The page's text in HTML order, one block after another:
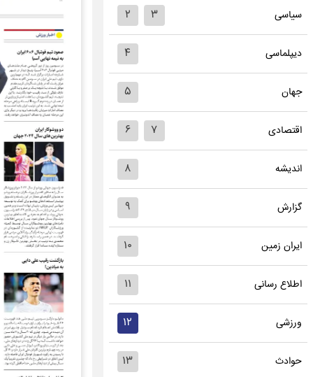
سیاسی ۲ ۳
دیپلماسی ۴
جهان ۵
اقتصادی ۶ ۷
اندیشه ۸
گزارش ۹
ایران زمین ۱۰
اطلاع رسانی ۱۱
ورزشی ۱۲
حوادث ۱۳